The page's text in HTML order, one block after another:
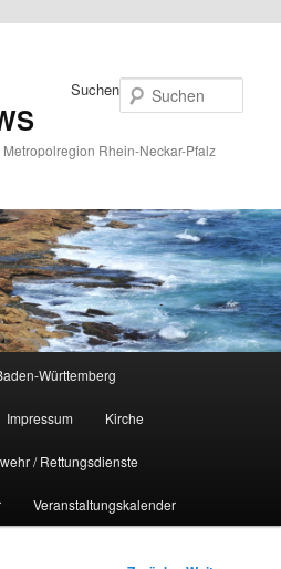
Rhein-Neckar-Pfalz
Suchen
Württemberg
Impressum Kirche
/ Rettungsdienste
Veranstaltungskalender